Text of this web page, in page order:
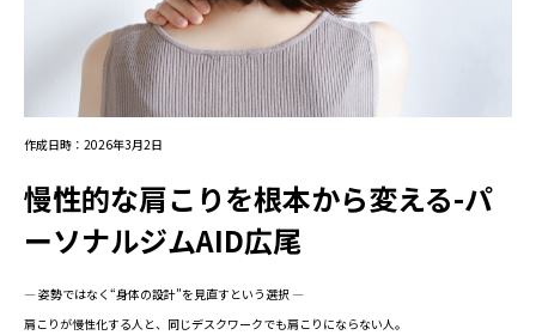
作成日時：2026年3月2日
慢性的な肩こりを根本から変える-パ
ーソナルジムAID広尾
― 姿勢ではなく“身体の設計”を見直すという選択 ―
肩こりが慢性化する人と、同じデスクワークでも肩こりにならない人。